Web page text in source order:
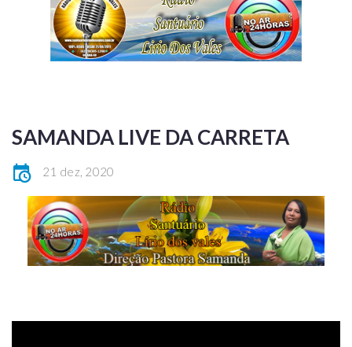
SAMANDA LIVE DA CARRETA
21 dez, 2020